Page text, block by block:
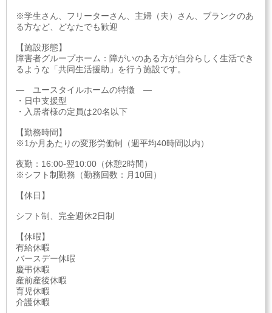
※学生さん、フリーターさん、主婦（夫）さん、ブランクのあ
る方など、どなたでも歓迎
【施設形態】
障害者グループホーム：障がいのある方が自分らしく生活でき
るような「共同生活援助」を行う施設です。
― ユースタイルホームの特徴 ―
・日中支援型
・入居者様の定員は20名以下
【勤務時間】
※1か月あたりの変形労働制（週平均40時間以内）
夜勤：16:00-翌10:00（休憩2時間）
※シフト制勤務（勤務回数：月10回）
【休日】
シフト制、完全週休2日制
【休暇】
有給休暇
バースデー休暇
慶弔休暇
産前産後休暇
育児休暇
介護休暇